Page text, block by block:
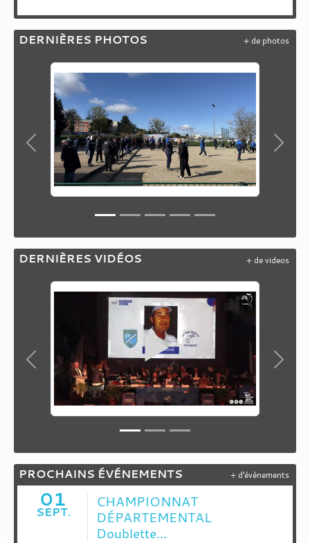
DERNIÈRES PHOTOS
Précedent
+ de photos
DERNIÈRES VIDÉOS
Précedent
+ de videos
PROCHAINS ÉVÉNEMENTS
01
SEPT.
CHAMPIONNAT
DÉPARTEMENTAL
Doublette...
+ d'évènements